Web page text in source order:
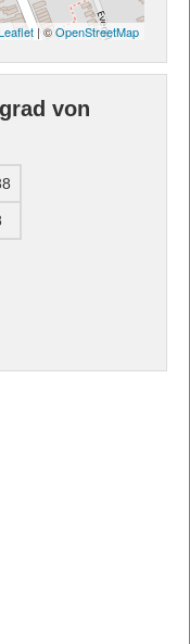
| ©OpenStreetMap
von